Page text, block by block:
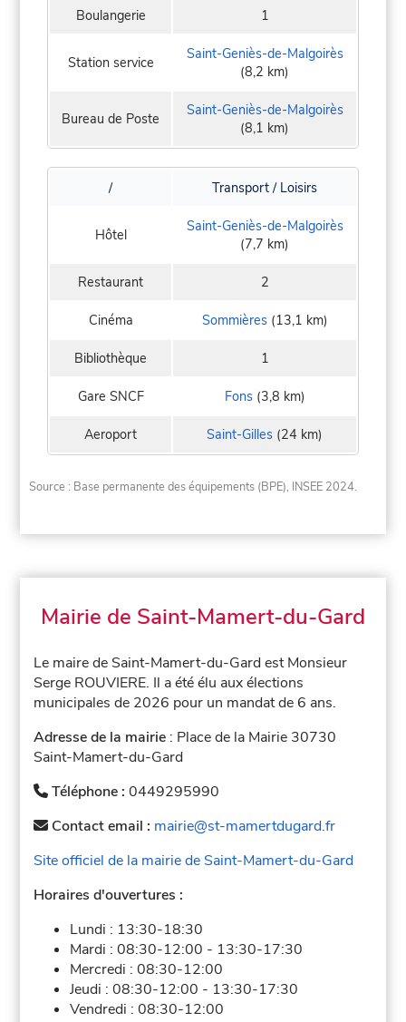
Boulangerie 1
Station service
Saint-Geniès-de-Malgoirès
(8,2 km)
Bureau de Poste
Saint-Geniès-de-Malgoirès
(8,1 km)
/ Transport / Loisirs
Hôtel
Saint-Geniès-de-Malgoirès
(7,7 km)
Restaurant 2
Cinéma Sommières(13,1 km)
Bibliothèque 1
Gare SNCF Fons(3,8 km)
Aeroport Saint-Gilles (24 km)
Source : Base permanente des équipements (BPE), INSEE 2024.
Mairie de Saint-Mamert-du-Gard
Le maire de Saint-Mamert-du-Gard est Monsieur
Serge ROUVIERE. Il a été élu aux élections
municipales de 2026 pour un mandat de 6 ans.
Adresse de la mairie : Place de la Mairie 30730
Saint-Mamert-du-Gard
Téléphone :0449295990
Contact email : mairie@st-mamertdugard.fr
Site officiel de la mairie de Saint-Mamert-du-Gard
Horaires d'ouvertures :
Lundi : 13:30-18:30
Mardi :08:30-12:00 - 13:30-17:30
Mercredi :08:30-12:00
Jeudi :08:30-12:00 - 13:30-17:30
Vendredi :08:30-12:00